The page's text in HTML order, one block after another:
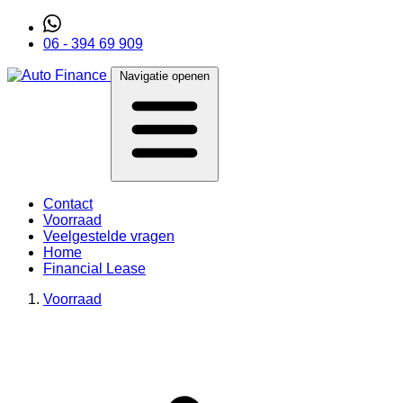
06 - 394 69 909
Navigatie openen
Contact
Voorraad
Veelgestelde vragen
Home
Financial Lease
Voorraad